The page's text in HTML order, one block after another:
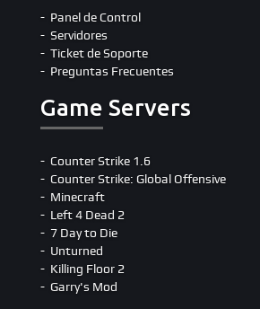
Panel de Control
Servidores
Ticket de Soporte
Preguntas Frecuentes
Game Servers
Counter Strike 1.6
Counter Strike: Global Offensive
Minecraft
Left 4 Dead 2
7 Day to Die
Unturned
Killing Floor 2
Garry's Mod